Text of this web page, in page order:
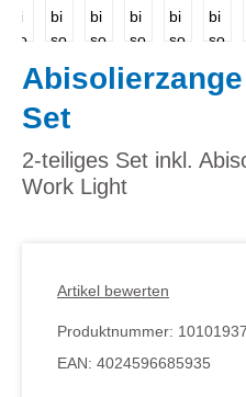
Set
2-teiliges Set inkl.
Work Light
Artikel bewerten
Produktnummer: 10101937
EAN: 4024596685935